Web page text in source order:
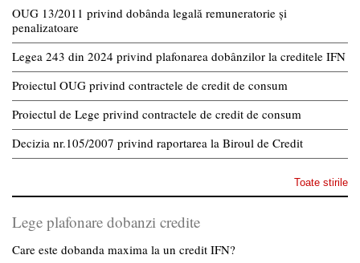
OUG 13/2011 privind dobânda legală remuneratorie și
penalizatoare
Legea 243 din 2024 privind plafonarea dobânzilor la creditele IFN
Proiectul OUG privind contractele de credit de consum
Proiectul de Lege privind contractele de credit de consum
Decizia nr.105/2007 privind raportarea la Biroul de Credit
Toate stirile
Lege plafonare dobanzi credite
Care este dobanda maxima la un credit IFN?